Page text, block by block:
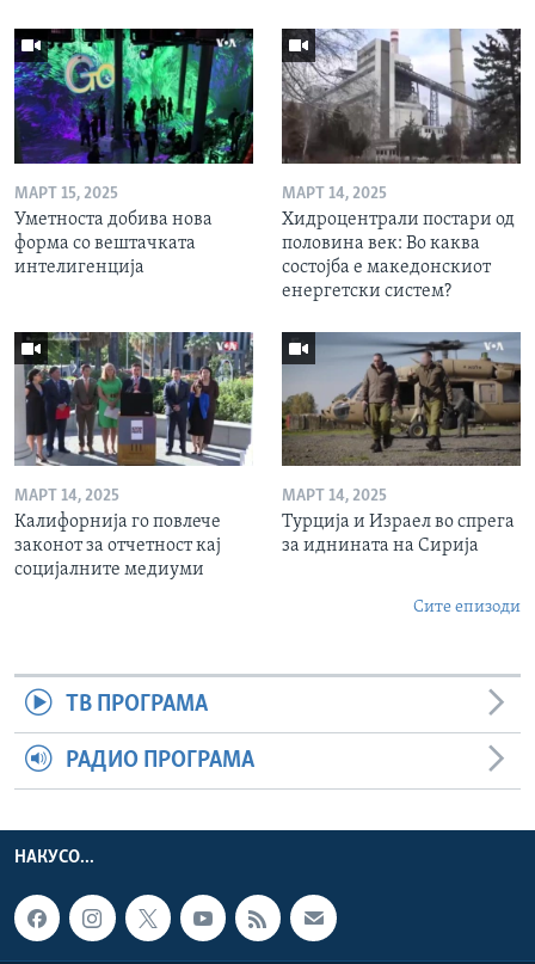
МАРТ 15, 2025
Уметноста добива нова
форма со вештачката
интелигенција
МАРТ 14, 2025
Хидроцентрали постари од
половина век: Во каква
состојба е македонскиот
енергетски систем?
МАРТ 14, 2025
Калифорнија го повлече
законот за отчетност кај
социјалните медиуми
МАРТ 14, 2025
Турција и Израел во спрега
за иднината на Сирија
Сите епизоди
ТВ ПРОГРАМА
РАДИО ПРОГРАМА
НАКУСО...